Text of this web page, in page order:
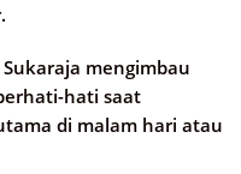
mengimbau
hati saat
di malam hari atau